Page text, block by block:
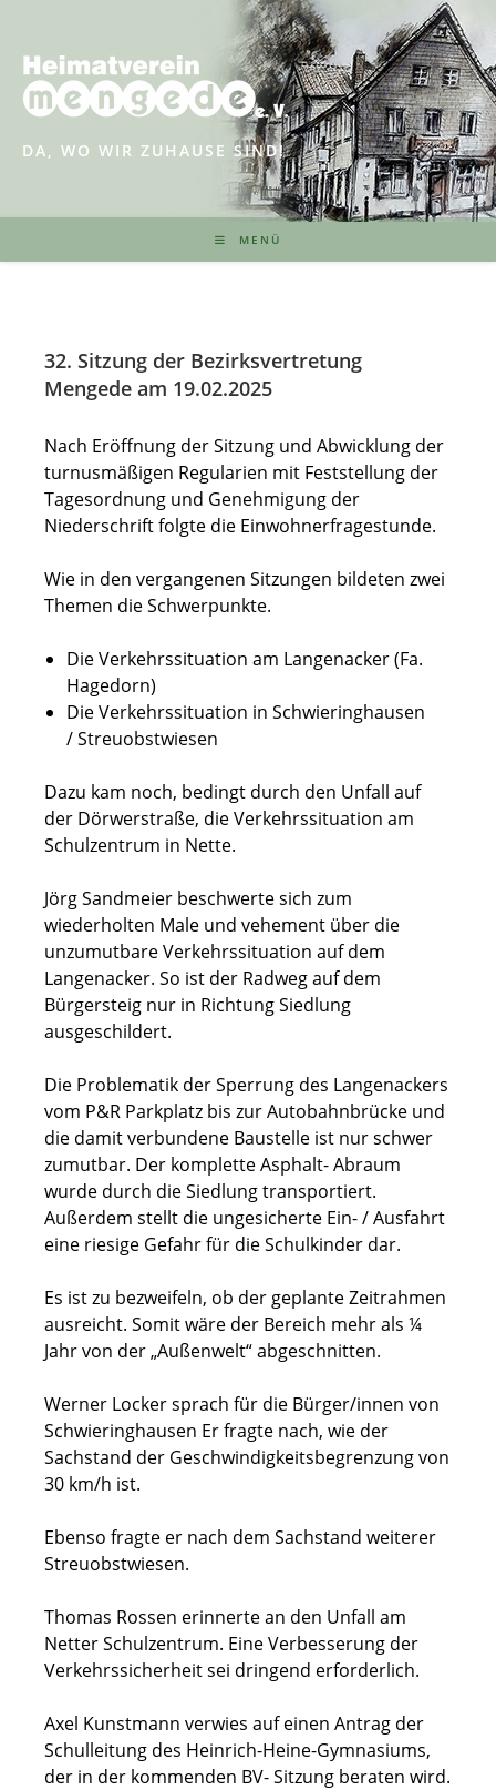
springen
DA, WO WIR ZUHAUSE SIND!
MENÜ
32. Sitzung der Bezirksvertretung
Mengede am 19.02.2025
Nach Eröffnung der Sitzung und Abwicklung der
turnusmäßigen Regularien mit Feststellung der
Tagesordnung und Genehmigung der
Niederschrift folgte die Einwohnerfragestunde.
Wie in den vergangenen Sitzungen bildeten zwei
Themen die Schwerpunkte.
Die Verkehrssituation am Langenacker (Fa.
Hagedorn)
Die Verkehrssituation in Schwieringhausen
/ Streuobstwiesen
Dazu kam noch, bedingt durch den Unfall auf
der Dörwerstraße, die Verkehrssituation am
Schulzentrum in Nette.
Jörg Sandmeier beschwerte sich zum
wiederholten Male und vehement über die
unzumutbare Verkehrssituation auf dem
Langenacker. So ist der Radweg auf dem
Bürgersteig nur in Richtung Siedlung
ausgeschildert.
Die Problematik der Sperrung des Langenackers
vom P&R Parkplatz bis zur Autobahnbrücke und
die damit verbundene Baustelle ist nur schwer
zumutbar. Der komplette Asphalt- Abraum
wurde durch die Siedlung transportiert.
Außerdem stellt die ungesicherte Ein- / Ausfahrt
eine riesige Gefahr für die Schulkinder dar.
Es ist zu bezweifeln, ob der geplante Zeitrahmen
ausreicht. Somit wäre der Bereich mehr als ¼
Jahr von der „Außenwelt“ abgeschnitten.
Werner Locker sprach für die Bürger/innen von
Schwieringhausen Er fragte nach, wie der
Sachstand der Geschwindigkeitsbegrenzung von
30 km/h ist.
Ebenso fragte er nach dem Sachstand weiterer
Streuobstwiesen.
Thomas Rossen erinnerte an den Unfall am
Netter Schulzentrum. Eine Verbesserung der
Verkehrssicherheit sei dringend erforderlich.
Axel Kunstmann verwies auf einen Antrag der
Schulleitung des Heinrich-Heine-Gymnasiums,
der in der kommenden BV- Sitzung beraten wird.